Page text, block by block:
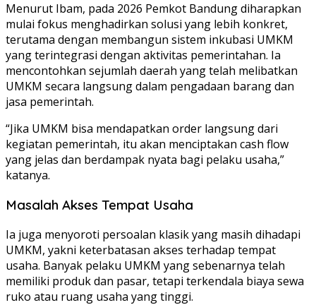
Menurut Ibam, pada 2026 Pemkot Bandung diharapkan
mulai fokus menghadirkan solusi yang lebih konkret,
terutama dengan membangun sistem inkubasi UMKM
yang terintegrasi dengan aktivitas pemerintahan. Ia
mencontohkan sejumlah daerah yang telah melibatkan
UMKM secara langsung dalam pengadaan barang dan
jasa pemerintah.
“Jika UMKM bisa mendapatkan order langsung dari
kegiatan pemerintah, itu akan menciptakan cash flow
yang jelas dan berdampak nyata bagi pelaku usaha,”
katanya.
Masalah Akses Tempat Usaha
Ia juga menyoroti persoalan klasik yang masih dihadapi
UMKM, yakni keterbatasan akses terhadap tempat
usaha. Banyak pelaku UMKM yang sebenarnya telah
memiliki produk dan pasar, tetapi terkendala biaya sewa
ruko atau ruang usaha yang tinggi.